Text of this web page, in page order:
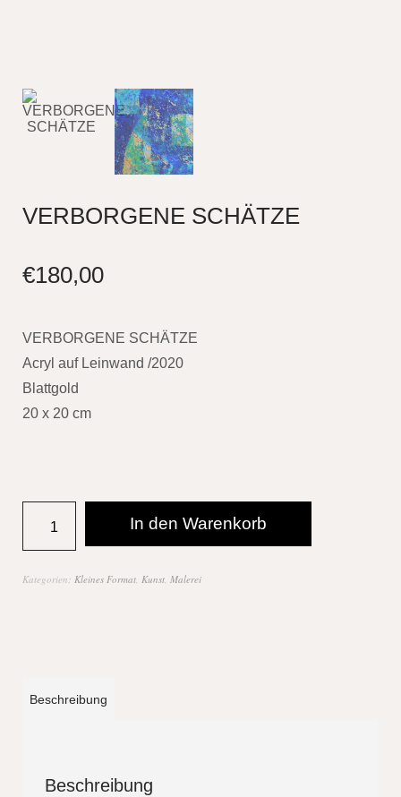
VERBORGENE SCHÄTZE
€180,00
VERBORGENE SCHÄTZE
Acryl auf Leinwand /2020
Blattgold
20 x 20 cm
In den Warenkorb
Kategorien: Kleines Format, Kunst, Malerei
Beschreibung
Beschreibung